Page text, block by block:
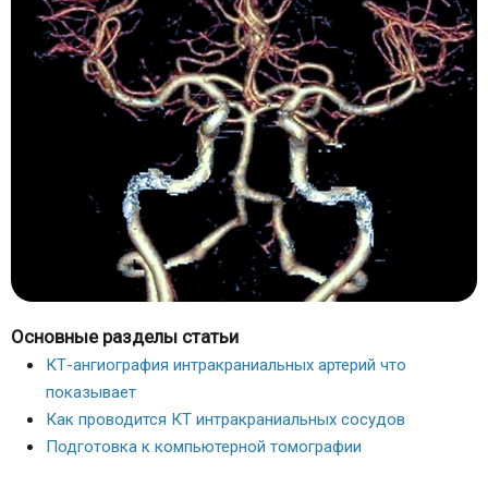
Основные разделы статьи
КТ-ангиография интракраниальных артерий что
показывает
Как проводится КТ интракраниальных сосудов
Подготовка к компьютерной томографии